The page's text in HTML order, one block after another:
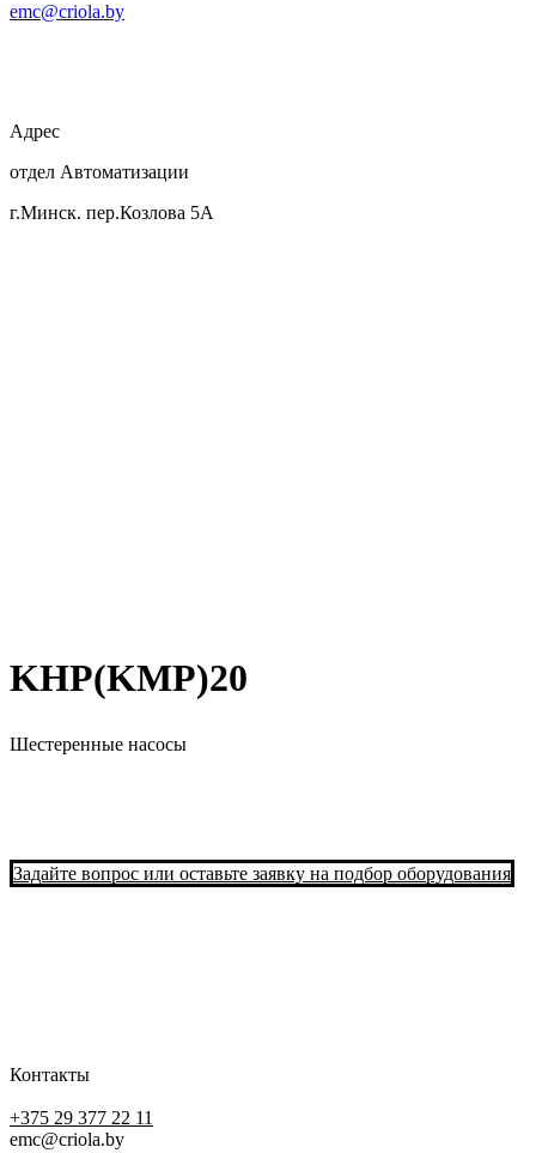
emc@criola.by
Адрес
отдел Автоматизации
г.Минск. пер.Козлова 5А
KHP(KMP)20
Шестеренные насосы
Задайте вопрос или оставьте заявку на подбор оборудования
Контакты
+375 29 377 22 11
emc@criola.by